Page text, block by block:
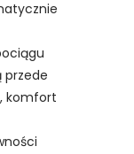
przede
komfort